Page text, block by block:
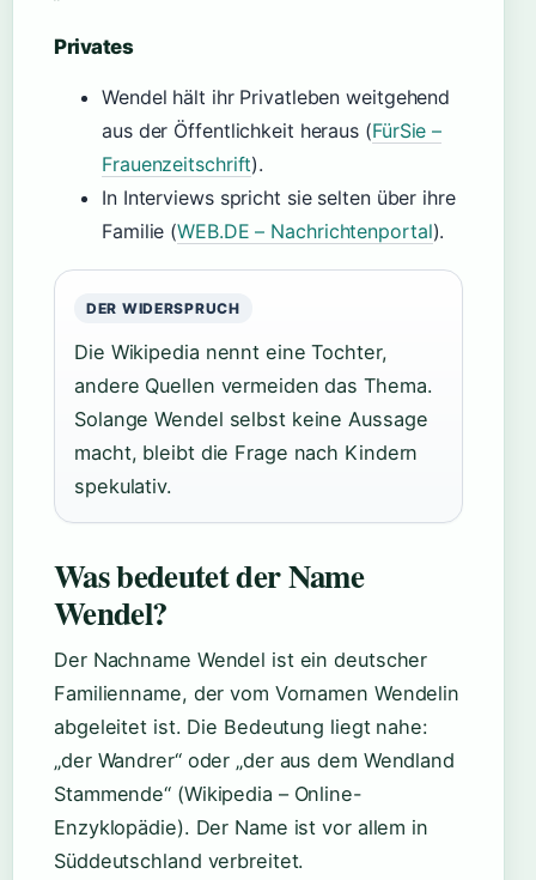
Privates
Wendel hält ihr Privatleben weitgehend
aus der Öffentlichkeit heraus (FürSie –
Frauenzeitschrift).
In Interviews spricht sie selten über ihre
Familie (WEB.DE – Nachrichtenportal).
DER WIDERSPRUCH
Die Wikipedia nennt eine Tochter,
andere Quellen vermeiden das Thema.
Solange Wendel selbst keine Aussage
macht, bleibt die Frage nach Kindern
spekulativ.
Was bedeutet der Name
Wendel?
Der Nachname Wendel ist ein deutscher
Familienname, der vom Vornamen Wendelin
abgeleitet ist. Die Bedeutung liegt nahe:
„der Wandrer“ oder „der aus dem Wendland
Stammende“ (Wikipedia – Online-
Enzyklopädie). Der Name ist vor allem in
Süddeutschland verbreitet.